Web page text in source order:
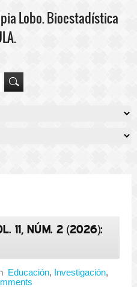
Lobo. Bioestadística
11, NÚM. 2 (2026):
Educación, Investigación,